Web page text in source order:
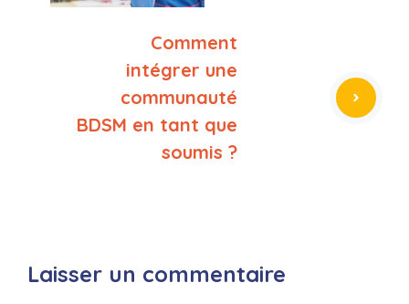
Comment
intégrer une
communauté
BDSM en tant que
soumis ?
Laisser un commentaire